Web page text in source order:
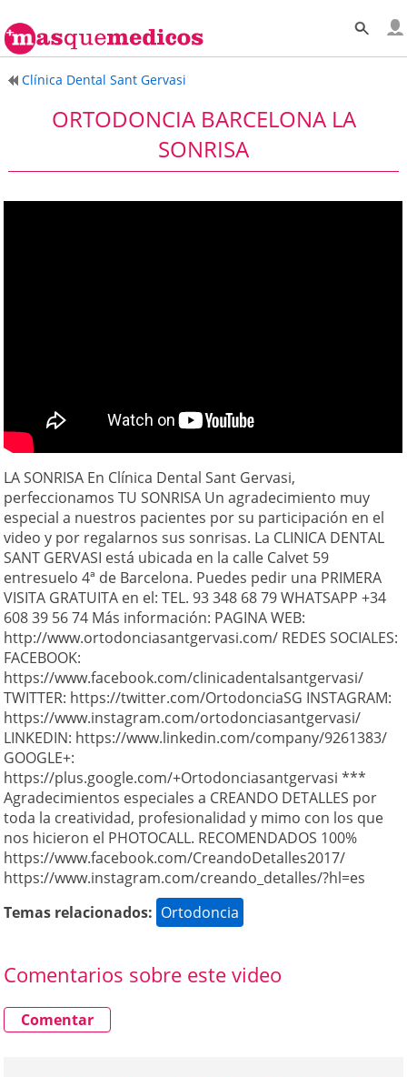
Clínica Dental Sant Gervasi
ORTODONCIA BARCELONA LA
SONRISA
LA SONRISA En Clínica Dental Sant Gervasi,
perfeccionamos TU SONRISA Un agradecimiento muy
especial a nuestros pacientes por su participación en el
video y por regalarnos sus sonrisas. La CLINICA DENTAL
SANT GERVASI está ubicada en la calle Calvet 59
entresuelo 4ª de Barcelona. Puedes pedir una PRIMERA
VISITA GRATUITA en el: TEL. 93 348 68 79 WHATSAPP +34
608 39 56 74 Más información: PAGINA WEB:
http://www.ortodonciasantgervasi.com/ REDES SOCIALES:
FACEBOOK:
https://www.facebook.com/clinicadentalsantgervasi/
TWITTER: https://twitter.com/OrtodonciaSG INSTAGRAM:
https://www.instagram.com/ortodonciasantgervasi/
LINKEDIN: https://www.linkedin.com/company/9261383/
GOOGLE+:
https://plus.google.com/+Ortodonciasantgervasi ***
Agradecimientos especiales a CREANDO DETALLES por
toda la creatividad, profesionalidad y mimo con los que
nos hicieron el PHOTOCALL. RECOMENDADOS 100%
https://www.facebook.com/CreandoDetalles2017/
https://www.instagram.com/creando_detalles/?hl=es
Temas relacionados: Ortodoncia
Comentarios sobre este video
Comentar